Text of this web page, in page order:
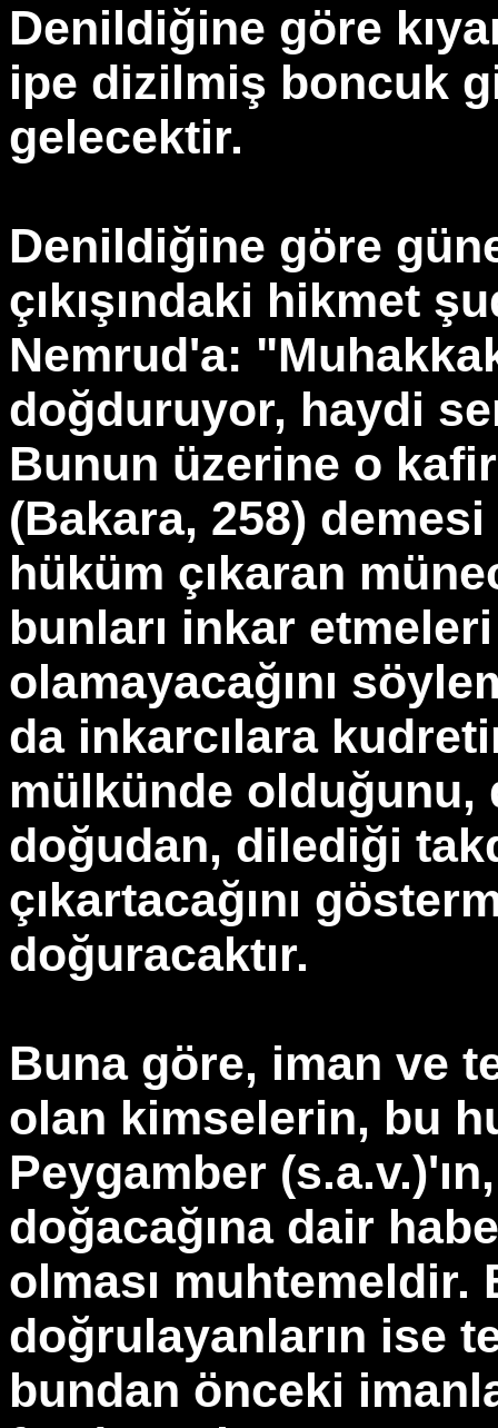
Denildiğine göre
ipe dizilmiş boncuk
gelecektir.
Denildiğine göre
çıkışındaki hikmet
Nemrud'a:
doğduruyor, haydi
Bunun üzerine o kafir
(Bakara, 258) demesi
hüküm çıkaran
bunları inkar
olamayacağını
da inkarcılara
mülkünde
doğudan, dilediği
çıkartacağını
doğuracaktır.
Buna göre, iman ve
olan kimselerin, bu
Peygamber
doğacağına dair
olması
doğrulayanların ise
bundan önceki